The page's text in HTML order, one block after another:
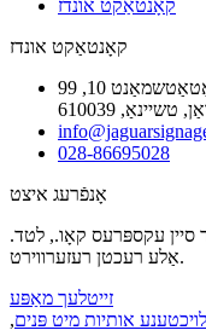
קאָנטאַקט אונדז
קאָנטאַקט אונדז
אַטאַטשמאַנט 10, 99 Xiqu Blvd, Pidu דיסטריקט, טשענגדו,
טשיינאַ, 610039
028-86695028
אָנפֿרעג איצט
דזשאַגוואַר סיין עקספּרעס קאָו., לטד.
אַלע רעכטן רעזערווירט.
זייטלעך מאַפּע
אותיות מיט פּנים,